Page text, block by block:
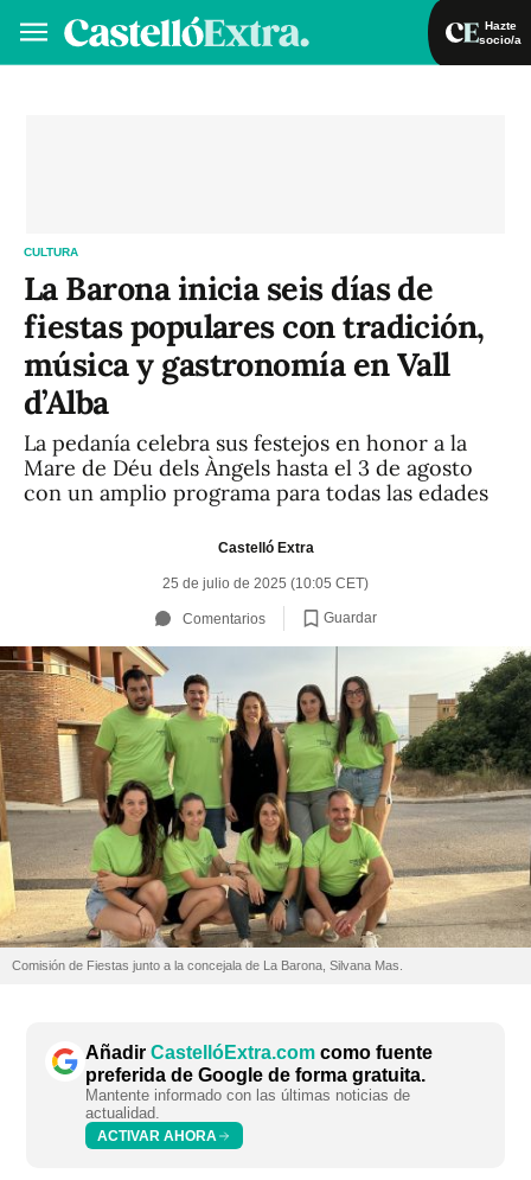
Hazte
socio/a
CULTURA
La Barona inicia seis días de
fiestas populares con tradición,
música y gastronomía en Vall
d’Alba
La pedanía celebra sus festejos en honor a la
Mare de Déu dels Àngels hasta el 3 de agosto
con un amplio programa para todas las edades
Castelló Extra
25 de julio de 2025 (10:05 CET)
Comentarios Guardar
Comisión de Fiestas junto a la concejala de La Barona, Silvana Mas.
Añadir CastellóExtra.com como fuente
preferida de Google de forma gratuita.
Mantente informado con las últimas noticias de
actualidad.
ACTIVAR AHORA